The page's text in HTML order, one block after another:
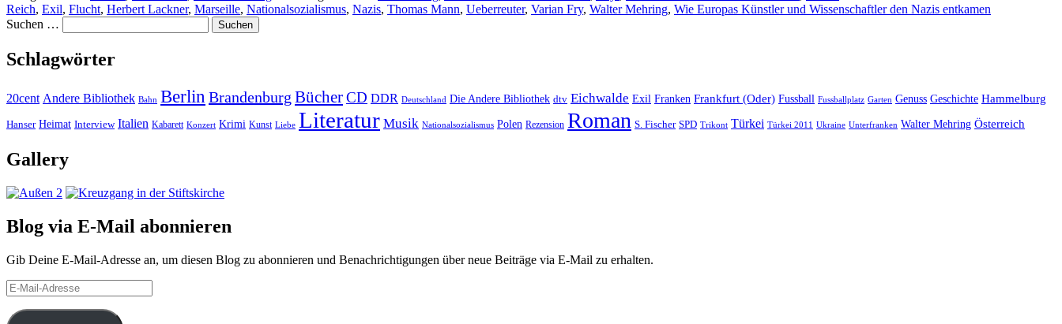
Reich, Exil, Flucht, Herbert Lackner, Marseille, Nationalsozialismus, Nazis, Thomas Mann, Ueberreuter, Varian Fry, Walter Mehring, Wie Europas Künstler und Wissenschaftler den Nazis entkamen
Suchen …
Schlagwörter
20cent Andere Bibliothek Bahn Berlin Brandenburg BücherCD DDR Deutschland Die Andere Bibliothek dtv Eichwalde Exil Franken Frankfurt (Oder) Fussball Fussballplatz Garten Genuss Geschichte Hammelburg
Hanser Heimat Interview Italien Kabarett Konzert Krimi Kunst Liebe Literatur Musik Nationalsozialismus Polen Rezension Roman S. Fischer SPD Trikont Türkei Türkei 2011 Ukraine Unterfranken Walter Mehring Österreich
Gallery
Blog via E-Mail abonnieren
Gib Deine E-Mail-Adresse an, um diesen Blog zu abonnieren und Benachrichtigungen über neue Beiträge via E-Mail zu erhalten.
E-
Mail-
Adresse